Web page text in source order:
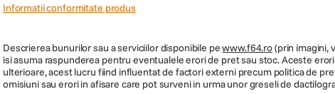
Informatii conformitate produs
Descrierea bunurilor sau a serviciilor disponibile pewww.f64.ro(prin imagini,
isi asuma raspunderea pentru eventualele erori de pret sau stoc. Aceste
ulterioare, acest lucru fiind influentat de factori externi precum politica de
omisiuni sau erori in afisare care pot surveni in urma unor greseli de